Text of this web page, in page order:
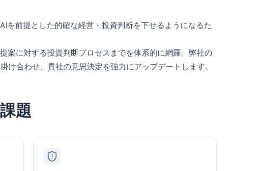
を前提とした的確な経営・投資判断を下せるようになるた
案に対する投資判断プロセスまでを体系的に網羅。弊社の
合わせ、貴社の意思決定を強力にアップデートします。
題